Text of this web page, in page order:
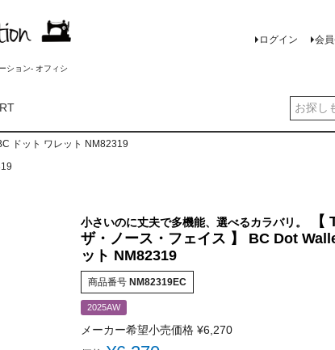
ション- オフィシ
ログイン 会
ドット ワレット NM82319
小さいのに丈夫で多機能、選べるカラバリ。
ザ・ノース・フェイス 】 BC Dot
ット NM82319
商品番号 NM82319EC
2025AW
メーカー希望小売価格 ¥6,270